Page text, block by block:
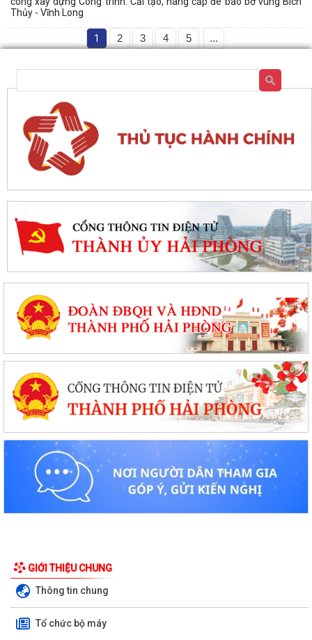
Thủy - Vĩnh Long
1 2 3 4 5 ...
GIỚI THIỆU CHUNG
Thông tin chung
Tổ chức bộ máy